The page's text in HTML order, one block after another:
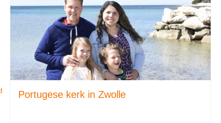
Portugese kerk in Zwolle